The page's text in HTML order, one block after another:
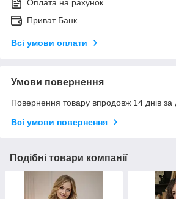
Оплата на рахунок
Приват Банк
Всі умови оплати
Умови повернення
Повернення товару впродовж 14 днів за
Всі умови повернення
Подібні товари компанії